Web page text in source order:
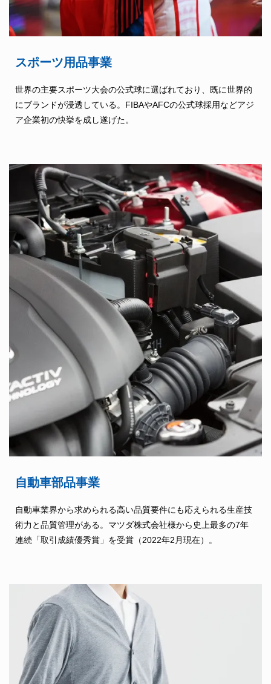
スポーツ用品事業
世界の主要スポーツ大会の公式球に選ばれており、既に世界的
にブランドが浸透している。FIBAやAFCの公式球採用などアジ
ア企業初の快挙を成し遂げた。
自動車部品事業
自動車業界から求められる高い品質要件にも応えられる生産技
術力と品質管理がある。マツダ株式会社様から史上最多の7年
連続「取引成績優秀賞」を受賞（2022年2月現在）。